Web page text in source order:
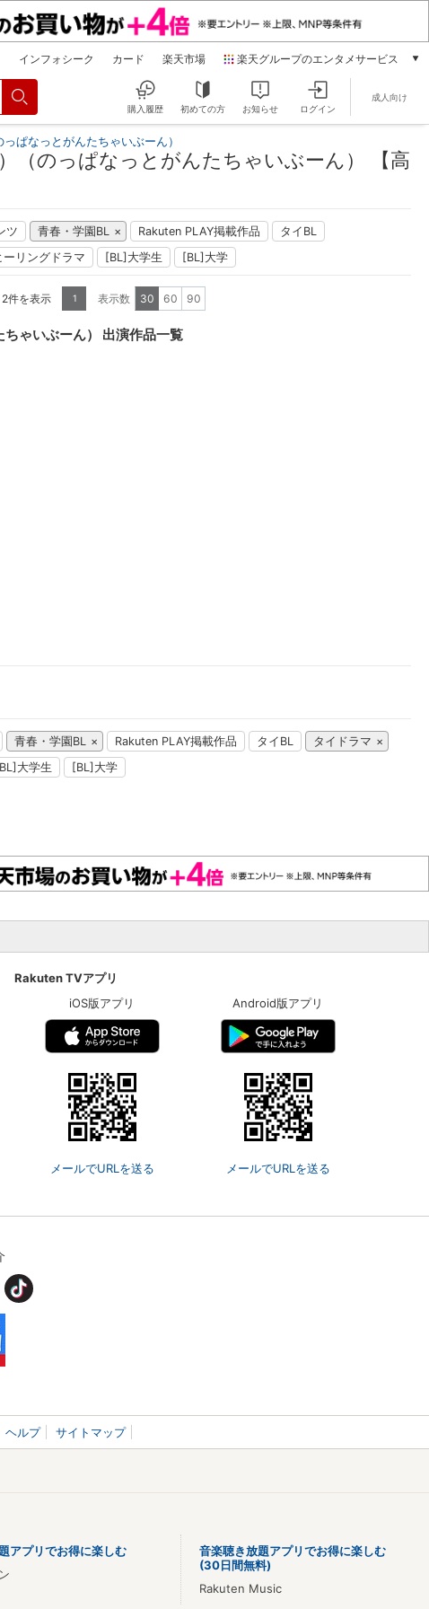
インフォシーク カード 楽天市場 楽天グループのエンタメサービス
本/ゲーム/CD/DVD
電子書籍
楽天マガジン
動画配信
購入履歴 初めての方 お知らせ ログイン
成人向け
ぱなっとがんたちゃいぶーん）
（のっぱなっとがんたちゃいぶーん） 【高
ツ 青春・学園BL Rakuten PLAY掲載作品
タイBL
ーリングドラマ [BL]大学生 [BL]大学
件を表示 1 表示数 30 60 90
ゃいぶーん） 出演作品一覧
青春・学園BL Rakuten PLAY掲載作品 タイBL
タイドラマ
大学生 [BL]大学
Rakuten TVアプリ
iOS版アプリ
メールでURLを送る
Android版アプリ
メールでURLを送る
ヘルプ サイトマップ
アプリでお得に楽しむ
音楽聴き放題アプリでお得に楽しむ
(30日間無料)
Rakuten Music